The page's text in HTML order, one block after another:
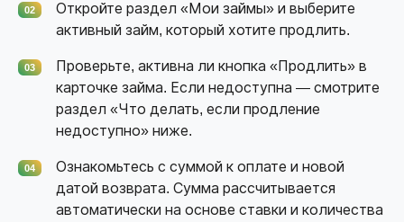
02
Откройте раздел «Мои займы» и выберите
активный займ, который хотите продлить.
03
Проверьте, активна ли кнопка «Продлить» в
карточке займа. Если недоступна — смотрите
раздел «Что делать, если продление
недоступно» ниже.
04
Ознакомьтесь с суммой к оплате и новой
датой возврата. Сумма рассчитывается
автоматически на основе ставки и количества